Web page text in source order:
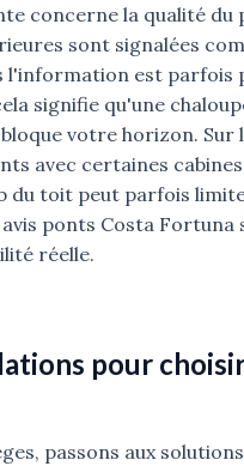
concerne la qualité du
sont signalées
l'information est parfois
signifie qu'une
votre horizon. Sur
avec certaines
du toit peut parfois
ponts Costa
réelle.
pour
passons aux